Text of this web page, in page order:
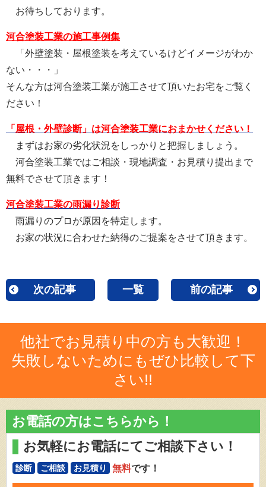
お待ちしております。
河合塗装工業の施工事例集
「外壁塗装・屋根塗装を考えているけどイメージがわか
ない・・・」
そんな方は河合塗装工業が施工させて頂いたお宅をご覧く
ださい！
「屋根・外壁診断」は河合塗装工業におまかせください！
まずはお家の劣化状況をしっかりと把握しましょう。
河合塗装工業ではご相談・現地調査・お見積り提出まで
無料でさせて頂きます！
河合塗装工業の雨漏り診断
雨漏りのプロが原因を特定します。
お家の状況に合わせた納得のご提案をさせて頂きます。
次の記事 一覧 前の記事
他社でお見積り中の方も大歓迎！
失敗しないためにもぜひ比較して下
さい!!
お電話の方はこちらから！
お気軽にお電話にてご相談下さい！
診断 ご相談 お見積り 無料です！